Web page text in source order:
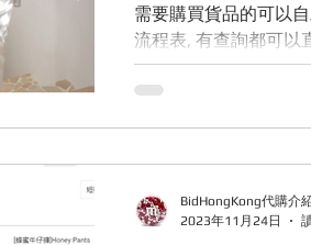
需要購買貨品的可以
流程表, 有查詢都可以
你的, 多謝各位. P.S....
BidHongKong代購介
2023年11月24日